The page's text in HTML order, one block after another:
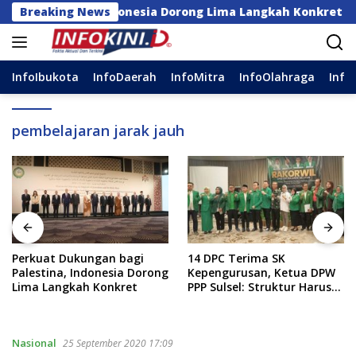
Langsung
ke
konten
Breaking News
Palestina, Indonesia Dorong Lima Langkah Konkret
InfoIbukota InfoDaerah InfoMitra InfoOlahraga
pembelajaran jarak jauh
bagi
Dorong
14 DPC Terima SK
Kepengurusan, Ketua DPW
PPP Sulsel: Struktur Harus
Mensos Tinjau
Rakyat di
Gubernur: Ini
Nasional 25 September 2020 17:09